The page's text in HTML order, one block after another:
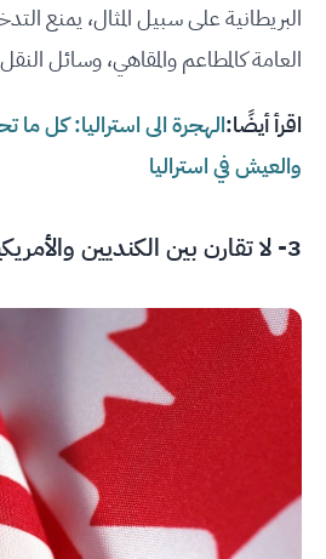
البريطانية على سبيل المثال، يمنع
العامة كالمطاعم والمقاهي، وسائل
اقرأ أيضًا:الهجرة الى استراليا: كل
والعيش في استراليا
3- لا تقارن بين الكنديين والأمريكيين